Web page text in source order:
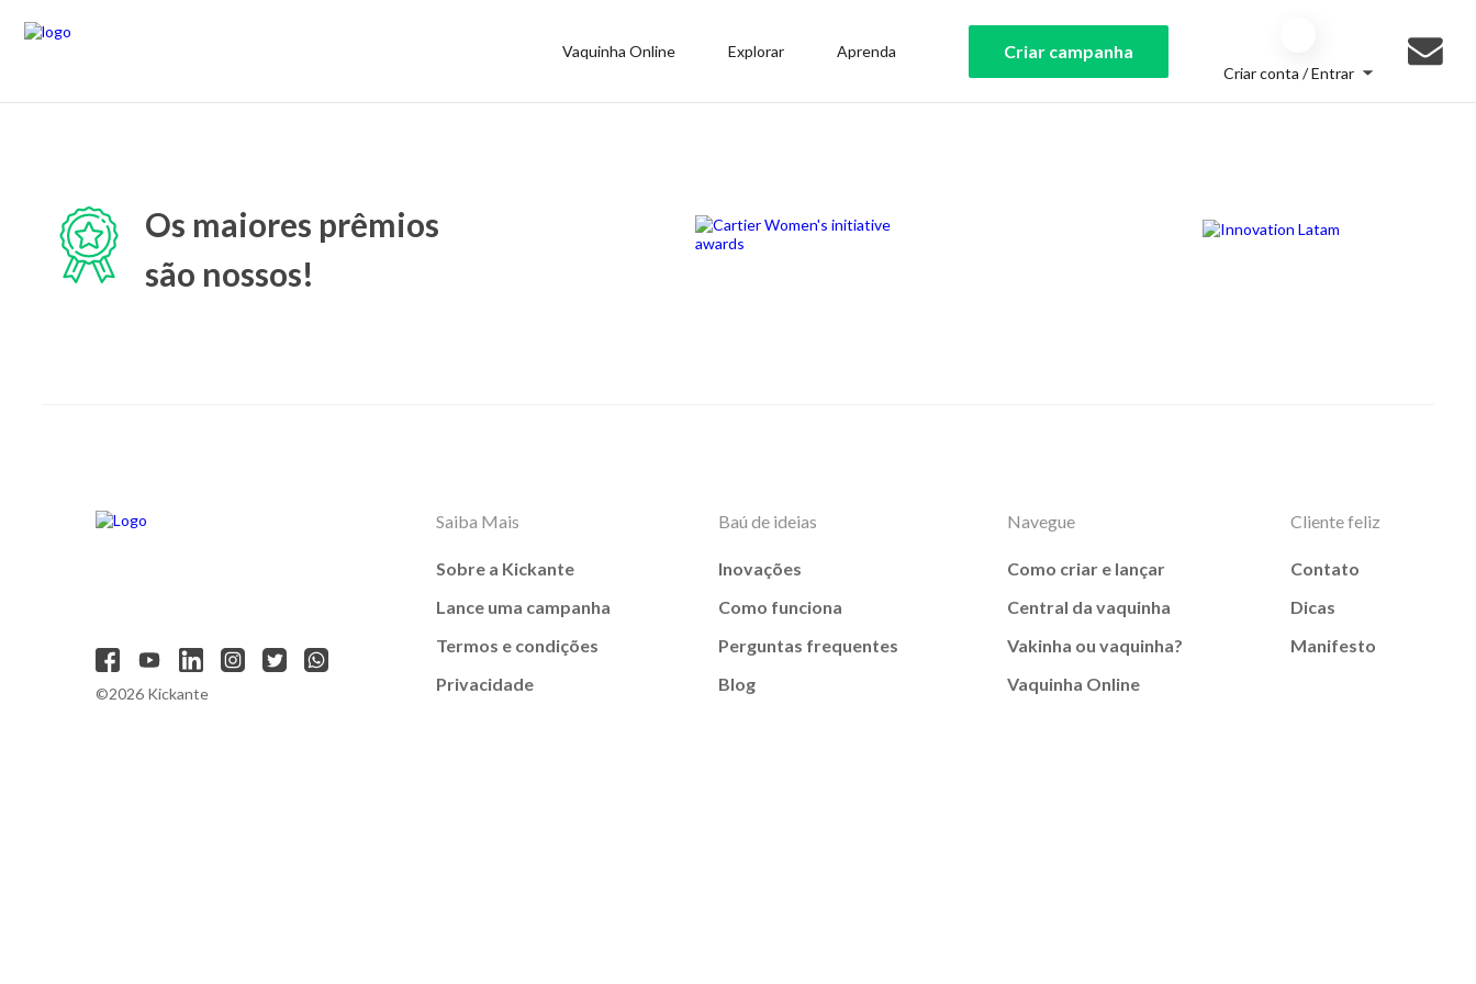
Vaquinha Online Explorar Aprenda Criar campanha
Criar conta / Entrar
Os maiores prêmios
são nossos!
©2026 Kickante
Saiba Mais
Sobre a Kickante
Lance uma campanha
Termos e condições
Privacidade
Baú de ideias
Inovações
Como funciona
Perguntas frequentes
Blog
Navegue
Como criar e lançar
Central da vaquinha
Vakinha ou vaquinha?
Vaquinha Online
Cliente feliz
Contato
Dicas
Manifesto